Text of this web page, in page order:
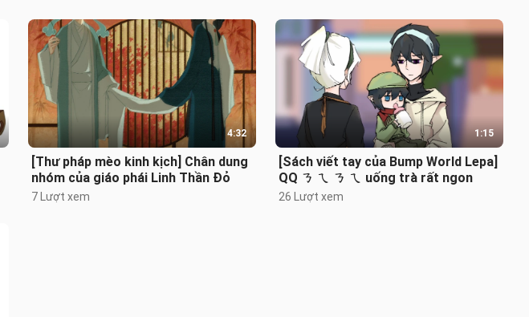
4:32
[Thư pháp mèo kinh kịch] Chân dung
nhóm của giáo phái Linh Thần Đỏ
7 Lượt xem
1:15
[Sách viết tay của Bump World Lepa]
QQ ㄋ ㄟ ㄋ ㄟ uống trà rất ngon
26 Lượt xem